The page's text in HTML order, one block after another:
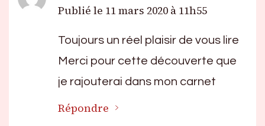
Publié le 11 mars 2020 à 11h55
Toujours un réel plaisir de vous lire
Merci pour cette découverte que
je rajouterai dans mon carnet
Répondre